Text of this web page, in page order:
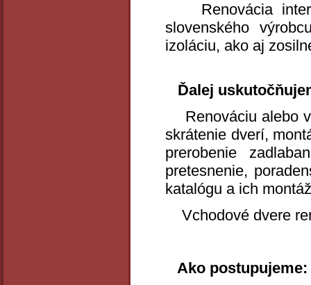
Renovácia
slovenského
izoláciu, ako aj
Ďalej
Renováciu alebo
skrátenie dverí,
prerobenie
pretesnenie,
katalógu a ich
Vchodové dvere
Ako postupujeme: